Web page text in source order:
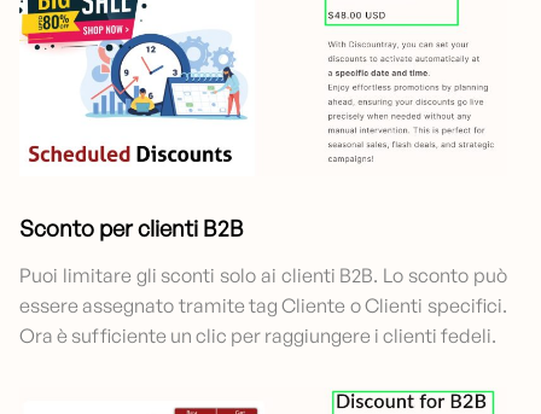
Sconto per clienti B2B
Puoi limitare gli sconti solo ai clienti B2B. Lo sconto può
essere assegnato tramite tag Cliente o Clienti specifici.
Ora è sufficiente un clic per raggiungere i clienti fedeli.